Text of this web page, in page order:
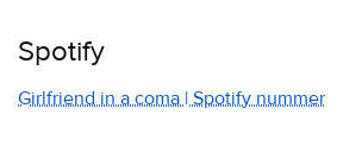
Spotify
Girlfriend in a coma | Spotify nummer